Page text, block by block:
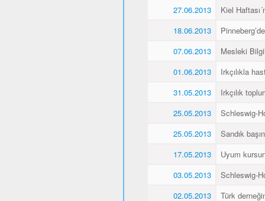
27.06.2013
Kiel
18.06.2013
07.06.2013
Mesleki
01.06.2013
Irkçılıkla
31.05.2013
Irkçılık
25.05.2013
Schleswig-
25.05.2013
Sandık
17.05.2013
Uyum
03.05.2013
Schleswig-
02.05.2013
Türk